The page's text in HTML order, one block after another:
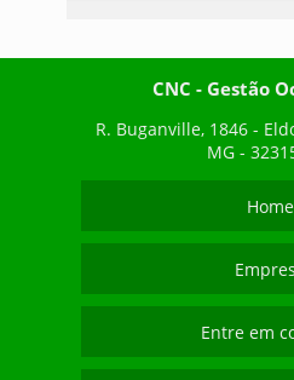
CNC - Gestão
R. Buganville, 1846 -
MG -
Home
Entre em